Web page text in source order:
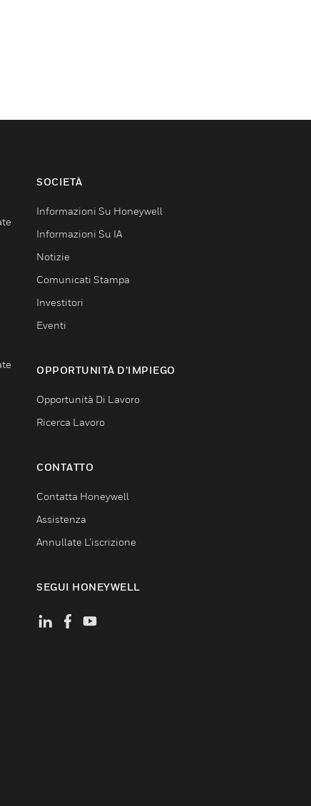
SOCIETÀ
Informazioni Su Honeywell
Informazioni Su IA
Notizie
Comunicati Stampa
Investitori
Eventi
OPPORTUNITÀ D’IMPIEGO
Opportunità Di Lavoro
Ricerca Lavoro
CONTATTO
Contatta Honeywell
Assistenza
Annullate L’iscrizione
SEGUI HONEYWELL